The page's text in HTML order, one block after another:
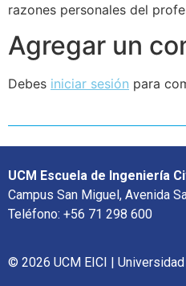
razones personales del
Agregar un
Debes iniciar sesión para
UCM Escuela de Ingeniería
Campus San Miguel, Avenida
Teléfono: +56 71 298 600
© 2026 UCM EICI |